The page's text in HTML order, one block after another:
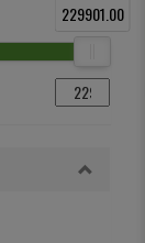
229901.00